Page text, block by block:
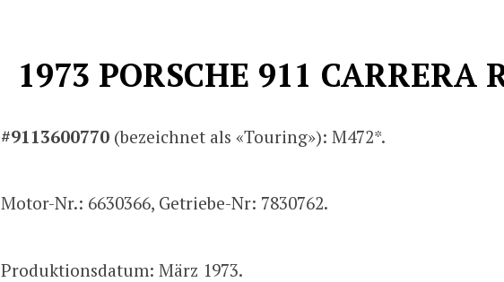
1973 PORSCHE 911 CARRERA
#9113600770 (bezeichnet als «Touring»): M472*.
Motor-Nr.: 6630366, Getriebe-Nr: 7830762.
Produktionsdatum: März 1973.